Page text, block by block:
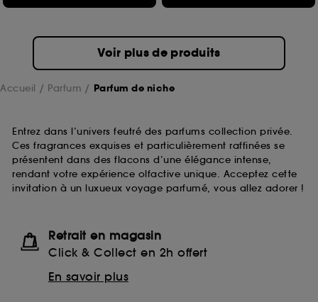
Voir plus de produits
Accueil Parfum Parfum de niche
Entrez dans l’univers feutré des parfums collection privée.
Ces fragrances exquises et particulièrement raffinées se
présentent dans des flacons d’une élégance intense,
rendant votre expérience olfactive unique. Acceptez cette
invitation à un luxueux voyage parfumé, vous allez adorer !
Retrait en magasin
Click & Collect en 2h offert
En savoir plus